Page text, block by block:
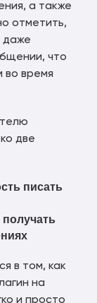
а также
отметить,
даже
что
во время
две
писать
в том, как
на
и просто